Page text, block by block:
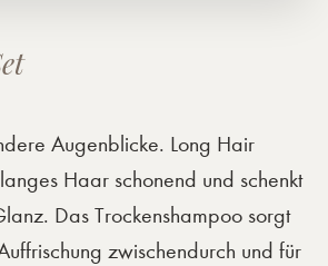
Augenblicke. Long Hair
Haar schonend und schenkt
Das Trockenshampoo sorgt
zwischendurch und für